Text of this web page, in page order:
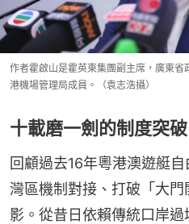
作者霍啟山是霍英東集團副主席，廣東
港機場管理局成員。（袁志浩攝）
十載磨一劍的制度突破
回顧過去16年粵港澳遊艇
灣區機制對接、打破「大
影。從昔日依賴傳統口岸